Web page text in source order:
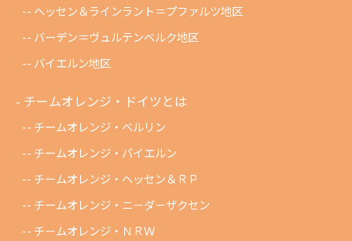
ヘッセン＆ラインラント＝プファルツ地区
バーデン＝ヴュルテンベルク地区
バイエルン地区
チームオレンジ・ドイツとは
チームオレンジ・ベルリン
チームオレンジ・バイエルン
チームオレンジ・ヘッセン＆ＲＰ
チームオレンジ・ニ－ダ－ザクセン
チ－ムオレンジ・ＮＲＷ